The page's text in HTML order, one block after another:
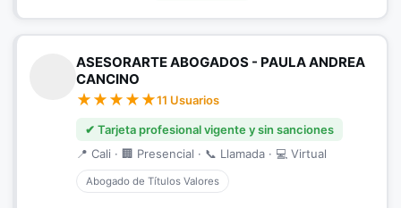
ASESORARTE ABOGADOS - PAULA ANDREA
CANCINO
11 Usuarios
✔ Tarjeta profesional vigente y sin sanciones
📍 Cali · 🏢 Presencial · 📞 Llamada · 💻 Virtual
Abogado de Títulos Valores